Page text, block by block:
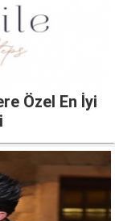
Özel En İyi